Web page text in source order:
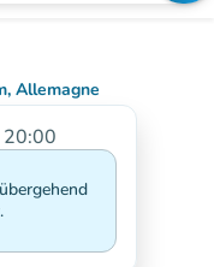
Allemagne
öffnen)